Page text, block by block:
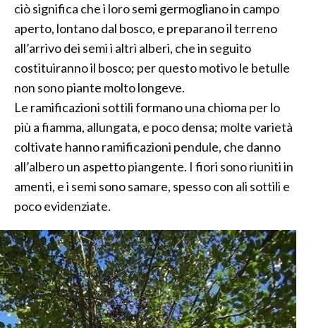
ciò significa che i loro semi germogliano in campo
aperto, lontano dal bosco, e preparano il terreno
all’arrivo dei semi i altri alberi, che in seguito
costituiranno il bosco; per questo motivo le betulle
non sono piante molto longeve.
Le ramificazioni sottili formano una chioma per lo
più a fiamma, allungata, e poco densa; molte varietà
coltivate hanno ramificazioni pendule, che danno
all’albero un aspetto piangente. I fiori sono riuniti in
amenti, e i semi sono samare, spesso con ali sottili e
poco evidenziate.